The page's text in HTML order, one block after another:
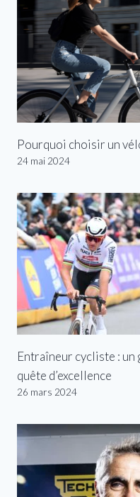
Pourquoi choisir un
24 mai 2024
Entraîneur cycliste : un
quête d’excellence
26 mars 2024